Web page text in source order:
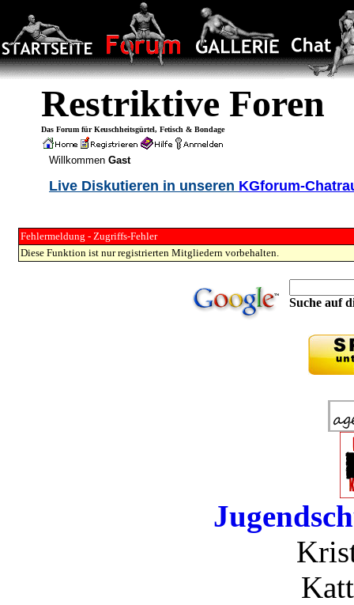
Restriktive Foren
Das Forum für Keuschheitsgürtel, Fetisch & Bondage
Willkommen Gast
Live Diskutieren in unseren KGforum-
Fehlermeldung - Zugriffs-Fehler
Diese Funktion ist nur registrierten Mitgliedern vorbehalten.
Suche auf